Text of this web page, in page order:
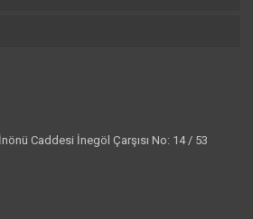
Caddesi İnegöl Çarşısı No: 14 / 53